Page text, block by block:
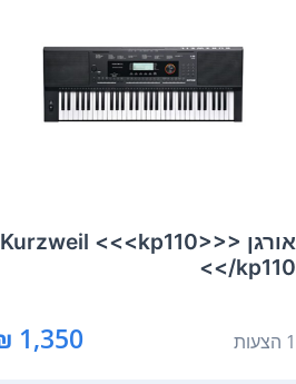
‏אורגן Kurzweil <<<kp110>>>
</kp110>
1 הצעות 1,350 ₪